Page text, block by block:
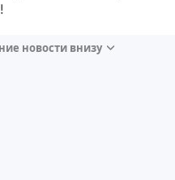
новости внизу